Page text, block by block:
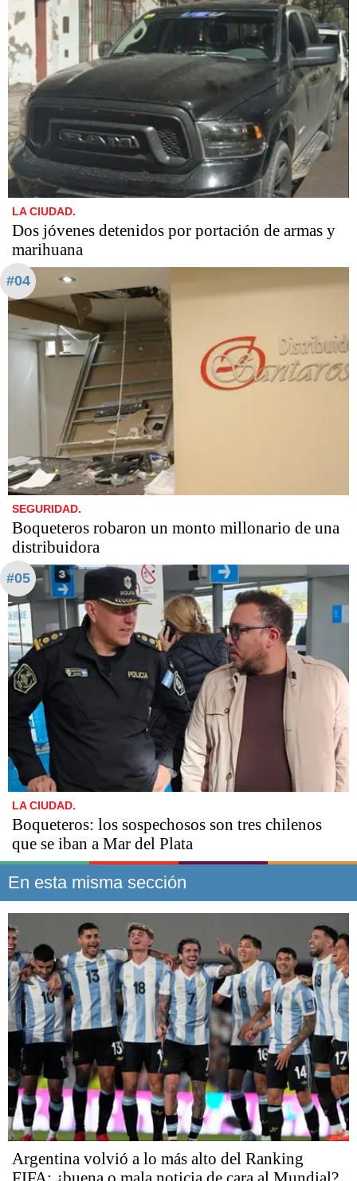
LA CIUDAD.
Dos jóvenes detenidos por portación de armas y
marihuana
#04
SEGURIDAD.
Boqueteros robaron un monto millonario de una
distribuidora
#05
LA CIUDAD.
Boqueteros: los sospechosos son tres chilenos
que se iban a Mar del Plata
En esta misma sección
Argentina volvió a lo más alto del Ranking